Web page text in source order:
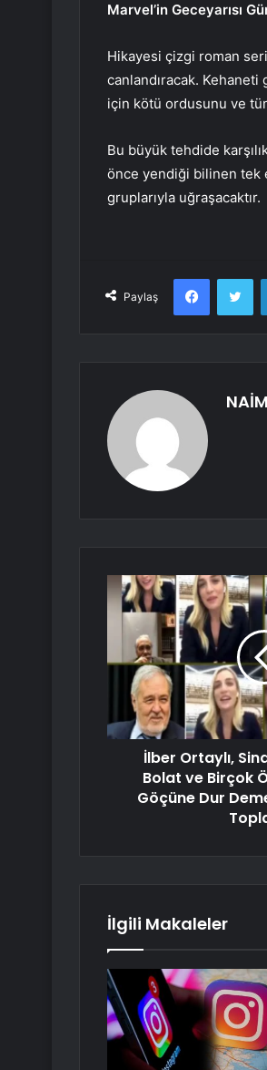
Marvel’in Geceyarısı
Hikayesi çizgi roman
canlandıracak. Kehaneti
için kötü ordusunu ve
Bu büyük tehdide
önce yendiği bilinen tek
gruplarıyla uğraşacaktır.
Paylaş
Facebook
İlber Ortaylı,
Bolat ve Birçok
Göçüne Dur
İlgili Makaleler